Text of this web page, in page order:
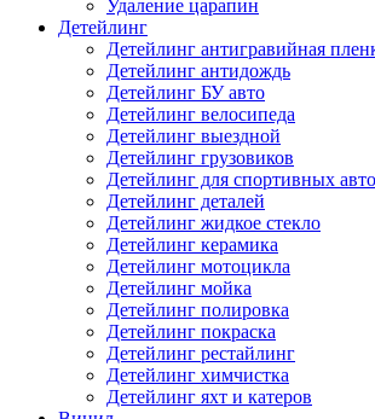
Удаление царапин
Детейлинг
Детейлинг антигравийная
Детейлинг антидождь
Детейлинг БУ авто
Детейлинг велосипеда
Детейлинг выездной
Детейлинг грузовиков
Детейлинг для спортивных
Детейлинг деталей
Детейлинг жидкое стекло
Детейлинг керамика
Детейлинг мотоцикла
Детейлинг мойка
Детейлинг полировка
Детейлинг покраска
Детейлинг рестайлинг
Детейлинг химчистка
Детейлинг яхт и катеров